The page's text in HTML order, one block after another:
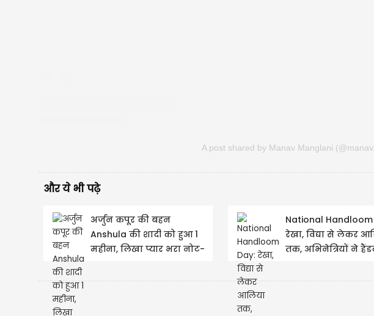
A post shared by Manav Manglani
और ये भी पढ़े
अर्जुन कपूर की बहन
Anshula की शादी को हुआ 1
महीना, लिखा प्यार भरा नोट-
National Handloom
रेखा, विद्या से लेकर
तक, अभिनेत्रियों ने